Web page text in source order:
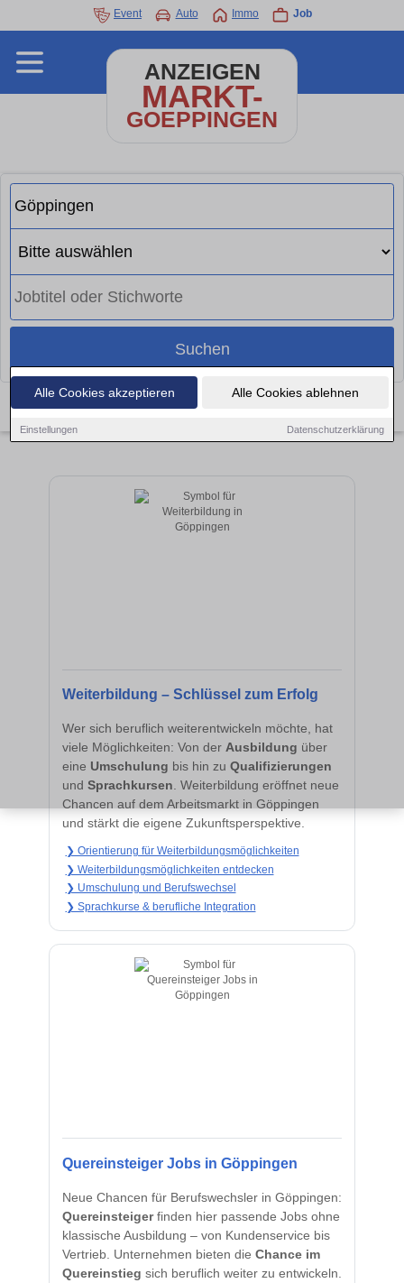
Alle Cookies akzeptieren Alle Cookies ablehnen
Einstellungen Datenschutzerklärung
Event Auto Immo Job
ANZEIGEN
MARKT-
GOEPPINGEN
Suchen
Göppingen×
Weiterbildung – Schlüssel zum Erfolg
Wer sich beruflich weiterentwickeln möchte, hat
viele Möglichkeiten: Von der Ausbildung über
eine Umschulung bis hin zu Qualifizierungen
und Sprachkursen. Weiterbildung eröffnet neue
Chancen auf dem Arbeitsmarkt in Göppingen
und stärkt die eigene Zukunftsperspektive.
❯ Orientierung für Weiterbildungsmöglichkeiten
❯ Weiterbildungsmöglichkeiten entdecken
❯ Umschulung und Berufswechsel
❯ Sprachkurse & berufliche Integration
Quereinsteiger Jobs in Göppingen
Neue Chancen für Berufswechsler in Göppingen:
Quereinsteigerfinden hier passende Jobs ohne
klassische Ausbildung – von Kundenservice bis
Vertrieb. Unternehmen bieten die Chance im
Quereinstieg sich beruflich weiter zu entwickeln.